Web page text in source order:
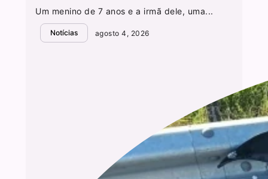
Um menino de 7 anos e a irmã dele, uma...
Notícias agosto 4, 2026